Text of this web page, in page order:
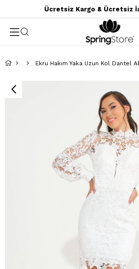
Ücretsiz Kargo & Ücretsiz
Ekru Hakim Yaka Uzun Kol Dantel